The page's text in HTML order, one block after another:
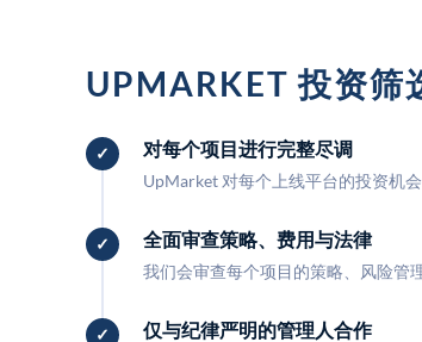
UPMARKET 投资筛
对每个项目进行完整尽调
UpMarket 对每个上线平台的投资机
全面审查策略、费用与法律
我们会审查每个项目的策略、风险管
仅与纪律严明的管理人合作